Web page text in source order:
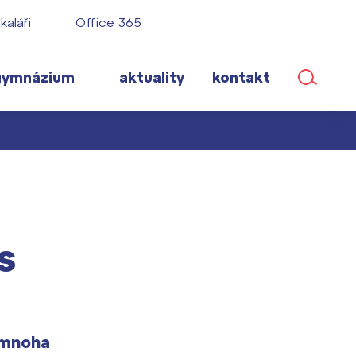
roku
aktuality kontakt
Office 365